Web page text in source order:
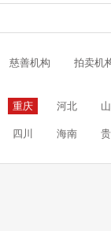
慈善机构 拍卖机
重庆 河北
四川 海南